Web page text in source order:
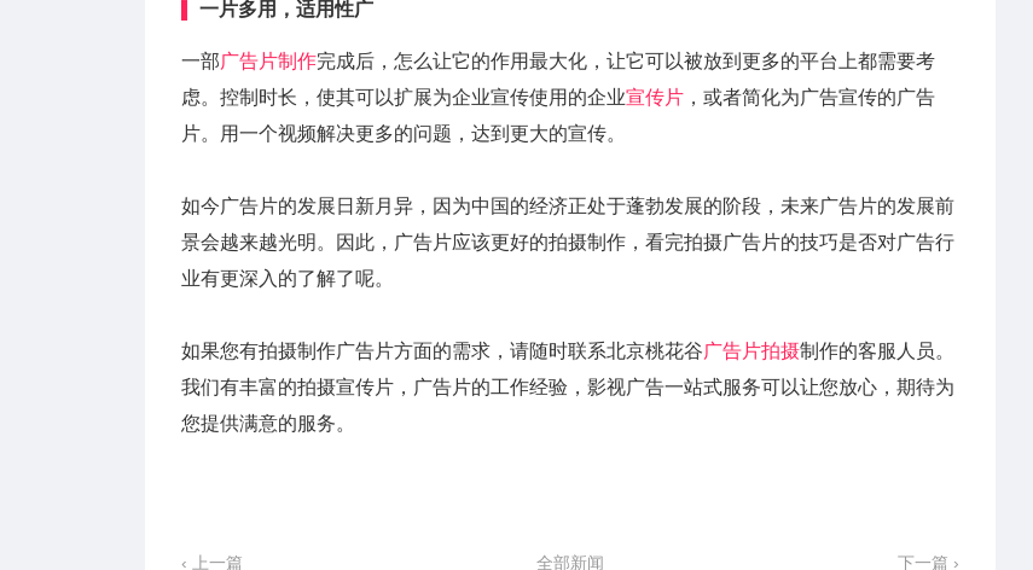
一片多用，适用性广
一部广告片制作完成后，怎么让它的作用最大化，让它可以被放到更多的平台上都需要考
虑。控制时长，使其可以扩展为企业宣传使用的企业宣传片 ，或者简化为广告宣传的广告
片。用一个视频解决更多的问题，达到更大的宣传。
如今广告片的发展日新月异，因为中国的经济正处于蓬勃发展的阶段，未来广告片的发展前
景会越来越光明。因此，广告片应该更好的拍摄制作，看完拍摄广告片的技巧是否对广告行
业有更深入的了解了呢。
如果您有拍摄制作广告片方面的需求，请随时联系北京桃花谷广告片拍摄制作的客服人员。
我们有丰富的拍摄宣传片，广告片的工作经验，影视广告一站式服务可以让您放心，期待为
您提供满意的服务。
‹ 上一篇 全部新闻 下一篇 ›